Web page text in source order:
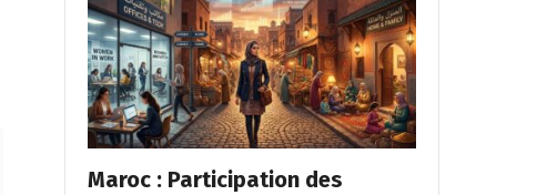
Maroc : Participation des